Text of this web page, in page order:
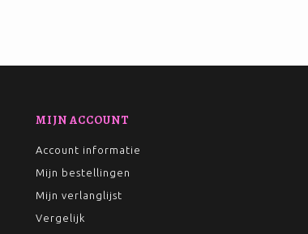
MIJN ACCOUNT
Account informatie
Mijn bestellingen
Mijn verlanglijst
Vergelijk